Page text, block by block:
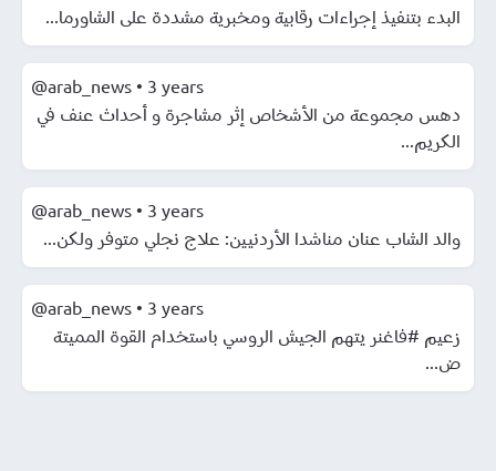
البدء بتنفيذ إجراءات رقابية ومخبرية مشددة على الشاورما...
@arab_news • 3 years
دهس مجموعة من الأشخاص إثر مشاجرة و أحداث عنف في
الكريم...
@arab_news • 3 years
والد الشاب عنان مناشدا الأردنيين: علاج نجلي متوفر ولكن...
@arab_news • 3 years
زعيم #فاغنر يتهم الجيش الروسي باستخدام القوة المميتة
ض...